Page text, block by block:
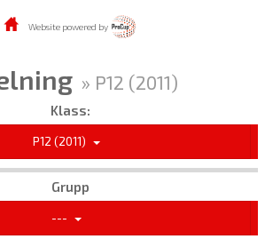
Website powered by
» P12 (2011)
Klass:
P12 (2011)
Grupp
---